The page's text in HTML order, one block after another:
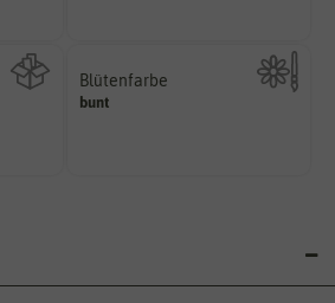
Blütenfarbe
bunt
Kann auch mehrfarbig sein.